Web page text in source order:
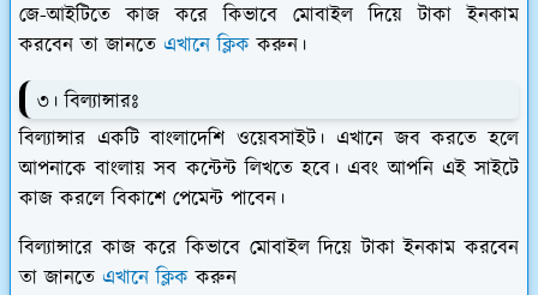
জে-আইটিতে কাজ করে কিভাবে মোবাইল দিয়ে টাকা ইনকাম
করবেন তা জানতে এখানে ক্লিক করুন।
৩। বিল্যান্সারঃ
বিল্যান্সার একটি বাংলাদেশি ওয়েবসাইট। এখানে জব করতে হলে
আপনাকে বাংলায় সব কন্টেন্ট লিখতে হবে। এবং আপনি এই সাইটে
কাজ করলে বিকাশে পেমেন্ট পাবেন।
বিল্যান্সারে কাজ করে কিভাবে মোবাইল দিয়ে টাকা ইনকাম করবেন
তা জানতে এখানে ক্লিক করুন